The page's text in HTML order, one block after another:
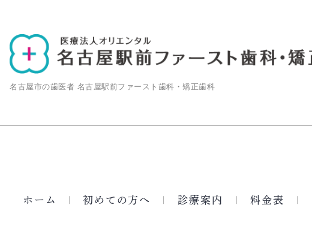
名古屋市の歯医者 名古屋駅前ファースト歯科・矯正歯科
ホーム 初めての方へ 診療案内 料金表